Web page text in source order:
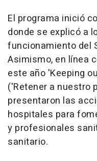
El programa inició
donde se explicó a
funcionamiento del
Asimismo, en línea
este año 'Keeping
('Retener a nuestro
presentaron las
hospitales para
y profesionales
sanitario.